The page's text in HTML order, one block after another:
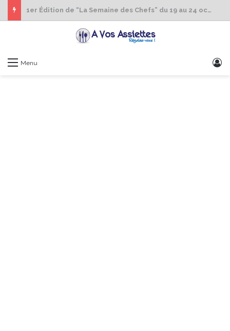
1er Édition de “La Semaine des Chefs” du 19 au 24 octobre 2026
Menu